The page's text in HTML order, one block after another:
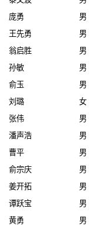
庞勇
男
王先勇
男
翁启胜
男
孙敏
男
俞玉
男
刘璐
女
张伟
男
潘声浩
男
曹平
男
俞宗庆
男
姜开拓
男
谭跃宝
男
黄勇
男